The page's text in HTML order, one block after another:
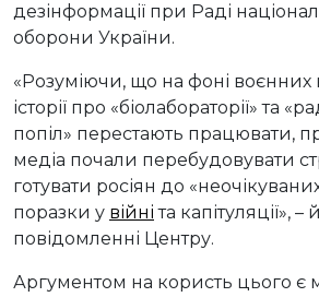
дезінформації при Раді
оборони України.
«Розуміючи, що на фоні воєнних
історії про «біолабораторії» та
попіл» перестають працювати,
медіа почали перебудовувати
готувати росіян до
поразки у війні та капітуляції», –
повідомленні Центру.
Аргументом на користь цього є